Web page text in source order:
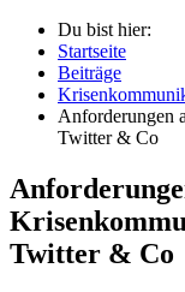
Du bist hier:
Startseite
Beiträge
Anforderungen
Twitter & Co
Twitter & Co